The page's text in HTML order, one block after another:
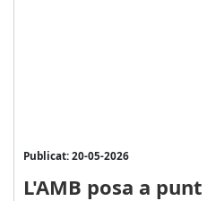
Publicat: 20-05-2026
L'AMB posa a